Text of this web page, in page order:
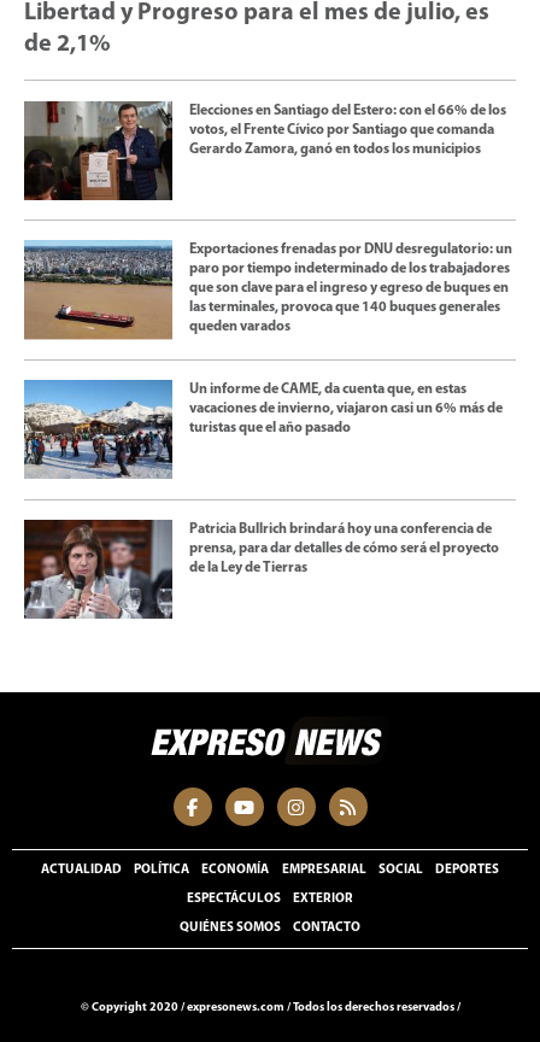
Libertad y Progreso para el mes de julio, es
de 2,1%
Elecciones en Santiago del Estero: con el 66% de los
votos, el Frente Cívico por Santiago que comanda
Gerardo Zamora, ganó en todos los municipios
Exportaciones frenadas por DNU desregulatorio: un
paro por tiempo indeterminado de los trabajadores
que son clave para el ingreso y egreso de buques en
las terminales, provoca que 140 buques generales
queden varados
Un informe de CAME, da cuenta que, en estas
vacaciones de invierno, viajaron casi un 6% más de
turistas que el año pasado
Patricia Bullrich brindará hoy una conferencia de
prensa, para dar detalles de cómo será el proyecto
de la Ley de Tierras
ACTUALIDAD POLÍTICA ECONOMÍA EMPRESARIAL SOCIAL DEPORTES
ESPECTÁCULOS EXTERIOR
QUIÉNES SOMOS CONTACTO
© Copyright 2020 /expresonews.com /Todos los derechos reservados /